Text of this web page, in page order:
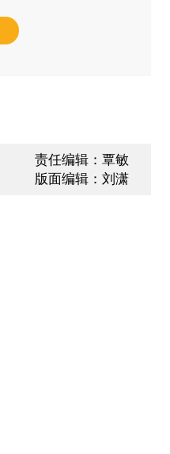
责任编辑：覃敏
版面编辑：刘潇